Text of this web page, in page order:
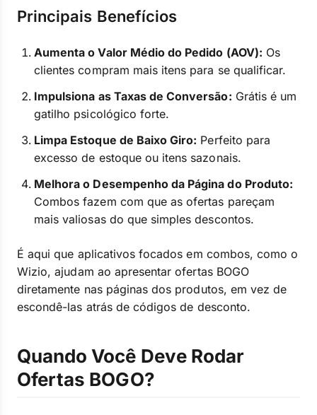
Principais Benefícios
Aumenta o Valor Médio do Pedido (AOV): Os
clientes compram mais itens para se qualificar.
Impulsiona as Taxas de Conversão: Grátis é um
gatilho psicológico forte.
Limpa Estoque de Baixo Giro: Perfeito para
excesso de estoque ou itens sazonais.
Melhora o Desempenho da Página do Produto:
Combos fazem com que as ofertas pareçam
mais valiosas do que simples descontos.
É aqui que aplicativos focados em combos, como o
Wizio, ajudam ao apresentar ofertas BOGO
diretamente nas páginas dos produtos, em vez de
escondê-las atrás de códigos de desconto.
Quando Você Deve Rodar
Ofertas BOGO?